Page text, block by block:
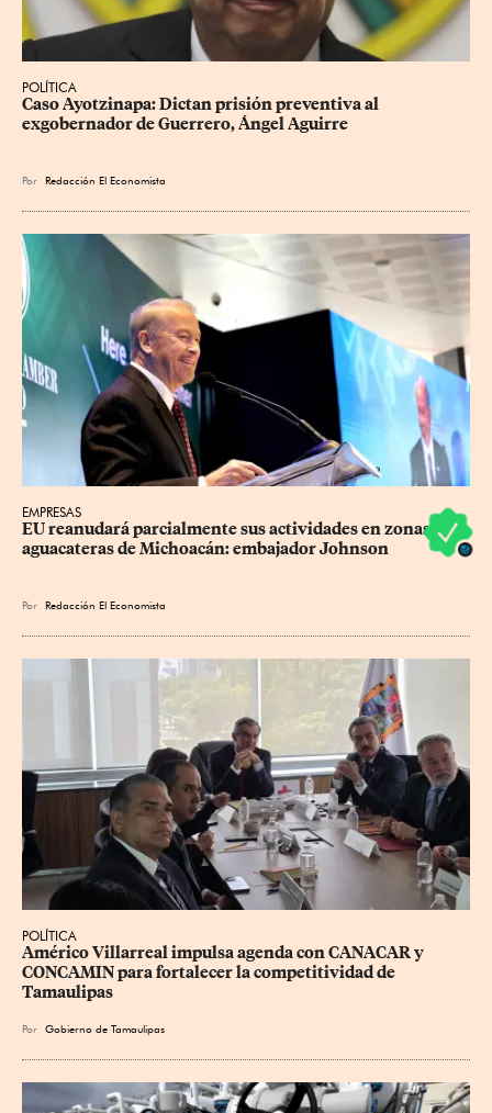
POLÍTICA
Caso Ayotzinapa: Dictan prisión preventiva al
exgobernador de Guerrero, Ángel Aguirre
Por Redacción El Economista
EMPRESAS
EU reanudará parcialmente sus actividades en zonas
aguacateras de Michoacán: embajador Johnson
Por Redacción El Economista
POLÍTICA
Américo Villarreal impulsa agenda con CANACAR y
CONCAMIN para fortalecer la competitividad de
Tamaulipas
Por Gobierno de Tamaulipas